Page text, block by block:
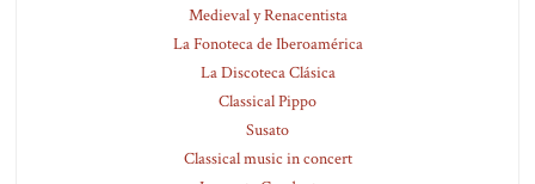
Medieval y Renacentista
La Fonoteca de Iberoamérica
La Discoteca Clásica
Classical Pippo
Susato
Classical music in concert